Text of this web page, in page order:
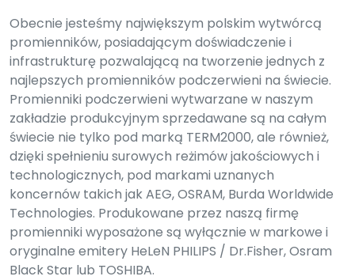
Obecnie jesteśmy największym polskim wytwórcą
promienników, posiadającym doświadczenie i
infrastrukturę pozwalającą na tworzenie jednych z
najlepszych promienników podczerwieni na świecie.
Promienniki podczerwieni wytwarzane w naszym
zakładzie produkcyjnym sprzedawane są na całym
świecie nie tylko pod marką TERM2000, ale również,
dzięki spełnieniu surowych reżimów jakościowych i
technologicznych, pod markami uznanych
koncernów takich jak AEG, OSRAM, Burda Worldwide
Technologies. Produkowane przez naszą firmę
promienniki wyposażone są wyłącznie w markowe i
oryginalne emitery HeLeN PHILIPS / Dr.Fisher, Osram
Black Star lub TOSHIBA.